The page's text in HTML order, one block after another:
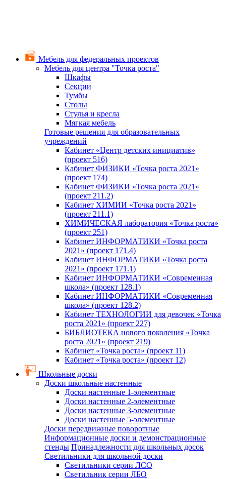
Мебель для федеральных проектов
Мебель для центра "Точка роста"
Шкафы
Секции
Тумбы
Столы
Стулья и кресла
Мягкая мебель
Готовые решения для образовательных
учреждений
Кабинет «Центр детских инициатив»
(проект 516)
Кабинет ФИЗИКИ «Точка роста 2021»
(проект 174)
Кабинет ФИЗИКИ «Точка роста 2021»
(проект 211.2)
Кабинет ХИМИИ «Точка роста 2021»
(проект 211.1)
ХИМИЧЕСКАЯ лаборатория «Точка роста»
(проект 251)
Кабинет ИНФОРМАТИКИ «Точка роста
2021» (проект 171.4)
Кабинет ИНФОРМАТИКИ «Точка роста
2021» (проект 171.1)
Кабинет ИНФОРМАТИКИ «Современная
школа» (проект 128.1)
Кабинет ИНФОРМАТИКИ «Современная
школа» (проект 128.2)
Кабинет ТЕХНОЛОГИИ для девочек «Точка
роста 2021» (проект 227)
БИБЛИОТЕКА нового поколения «Точка
роста 2021» (проект 219)
Кабинет «Точка роста» (проект 11)
Кабинет «Точка роста» (проект 12)
Школьные доски
Доски школьные настенные
Доски настенные 1-элементные
Доски настенные 2-элементные
Доски настенные 3-элементные
Доски настенные 5-элементные
Доски передвижные поворотные
Информационные доски и демонстрационные
стенды Принадлежности для школьных досок
Светильники для школьной доски
Светильники серии ЛСО
Светильник серии ЛБО